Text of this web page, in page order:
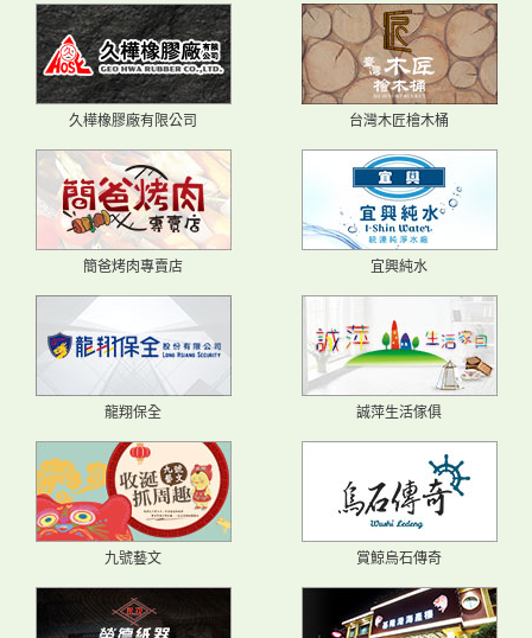
久樺橡膠廠有限公司 台灣木匠檜木桶
簡爸烤肉專賣店 宜興純水
龍翔保全 誠萍生活傢俱
九號藝文 賞鯨烏石傳奇